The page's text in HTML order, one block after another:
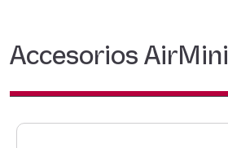
Accesorios AirMini